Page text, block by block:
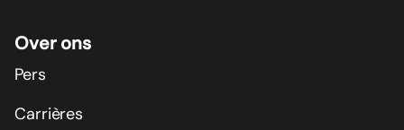
Over ons
Pers
Carrières